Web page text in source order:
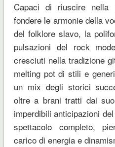
Capaci di riuscire nella
fondere le armonie della
del folklore slavo, la
pulsazioni del rock
cresciuti nella tradizione
melting pot di stili e
un mix degli storici
oltre a brani tratti dai
imperdibili anticipazioni
spettacolo completo,
carico di energia e